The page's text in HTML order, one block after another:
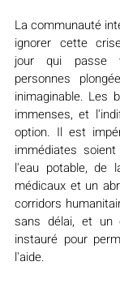
La communauté
ignorer cette
jour qui passe
personnes
inimaginable. Les
immenses, et
option. Il est
immédiates
l'eau potable, de
médicaux et un
corridors
sans délai, et un
instauré pour
l'aide.